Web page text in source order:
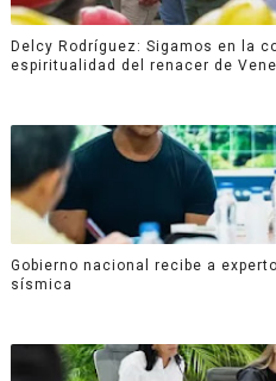
Delcy Rodríguez: Sigamos en la
espiritualidad del renacer de
Gobierno nacional recibe a
sísmica